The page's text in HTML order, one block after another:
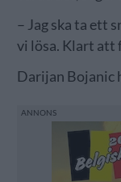
– Jag ska ta ett
vi lösa. Klart att
Darijan Bojanic